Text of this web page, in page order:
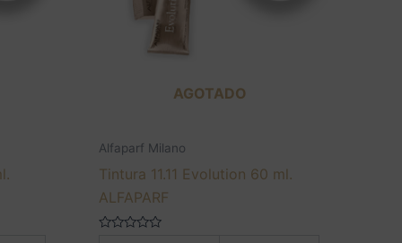
AGOTADO
Alfaparf Milano
Tintura 11.11 Evolution 60 ml.
ALFAPARF